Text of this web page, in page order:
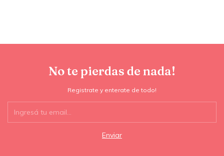
No te pierdas de nada!
Registrate y enterate de todo!